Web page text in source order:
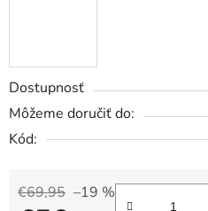
Dostupnosť
Môžeme doručiť do:
Kód:
€69,95 –19 %